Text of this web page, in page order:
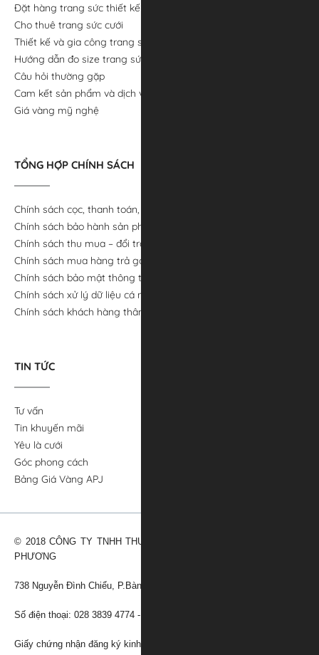
Đặt hàng trang sức thiết kế riêng
Cho thuê trang sức cưới
Thiết kế và gia công trang sức
Hướng dẫn đo size trang sức
Câu hỏi thường gặp
Cam kết sản phẩm và dịch vụ
Giá vàng mỹ nghệ
TỔNG HỢP CHÍNH SÁCH
Chính sách cọc, thanh toán, giao hàng
Chính sách bảo hành sản phẩm
Chính sách thu mua – đổi trả
Chính sách mua hàng trả góp
Chính sách bảo mật thông tin
Chính sách xử lý dữ liệu cá nhân
Chính sách khách hàng thân thiết APJ
TIN TỨC
Tư vấn
Tin khuyến mãi
Yêu là cưới
Góc phong cách
Bảng Giá Vàng APJ
© 2018 CÔNG TY TNHH THƯƠNG MẠI VÀNG BẠC ĐÁ QUÝ ANH
PHƯƠNG
738 Nguyễn Đình Chiểu, P.Bàn Cờ, TPHCM
Số điện thoại: 028 3839 4774 - Email:
Giấy chứng nhận đăng ký kinh doanh: 0312040858